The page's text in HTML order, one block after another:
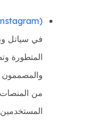
في سياتل
المتطورة
والمصممون
من المنصات